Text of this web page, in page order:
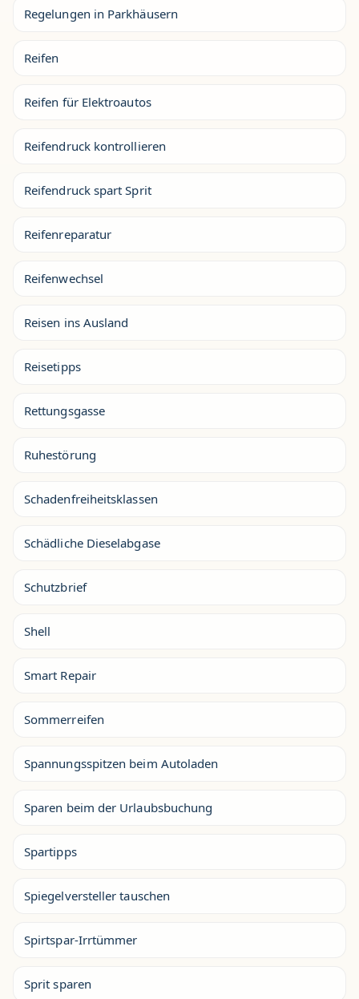
Regelungen in Parkhäusern
Reifen
Reifen für Elektroautos
Reifendruck kontrollieren
Reifendruck spart Sprit
Reifenreparatur
Reifenwechsel
Reisen ins Ausland
Reisetipps
Rettungsgasse
Ruhestörung
Schadenfreiheitsklassen
Schädliche Dieselabgase
Schutzbrief
Shell
Smart Repair
Sommerreifen
Spannungsspitzen beim Autoladen
Sparen beim der Urlaubsbuchung
Spartipps
Spiegelversteller tauschen
Spirtspar-Irrtümmer
Sprit sparen